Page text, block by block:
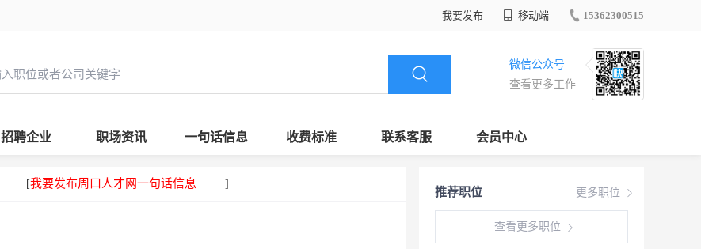
我要发布 移动端 15362300515
微信公众号
查看更多工作
招聘企业 职场资讯 一句话信息 收费标准 联系客服 会员中心
更多职位
推荐职位
查看更多职位
[我要发布周口人才网一句话信息 ]